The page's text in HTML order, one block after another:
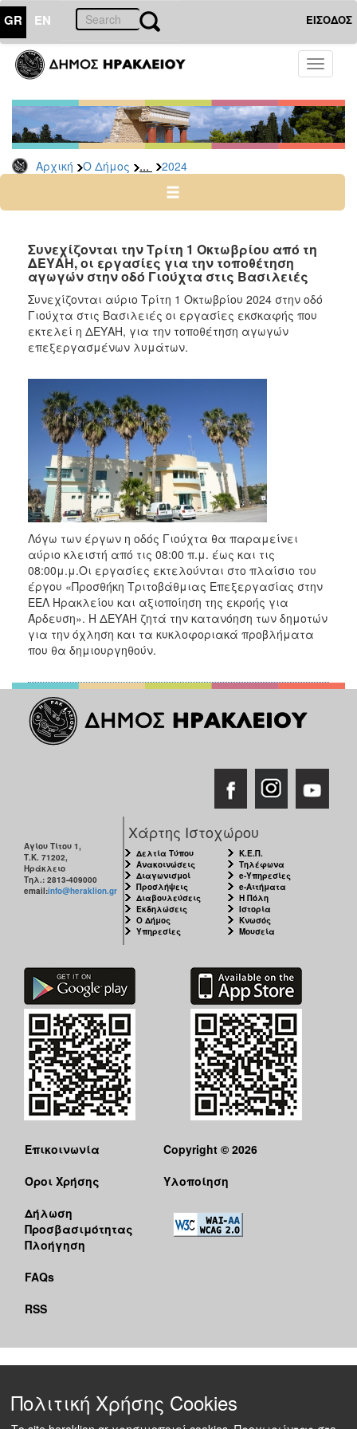
GR EN ΕΙΣΟΔΟΣ
Toggle
Αρχική Ο Δήμος ... 2024
ΔΗΜΟΣ
Δελτία
Τύπου
Αρχείο
2026
2024
2022
2020
2019
2018
2017
2016
2015
2013
2012
2011
2010
2006
ΤΟΠΟΣ
ΠΟΛΙΤΙΣΜΟΣ
ΑΝΘΕΚΤΙΚΗ
ΠΟΛΗ
Συνεχίζονται την Τρίτη 1 Οκτωβρίου από τη
ΔΕΥΑΗ, οι εργασίες για την τοποθέτηση
αγωγών στην οδό Γιούχτα στις Βασιλειές
Συνεχίζονται αύριο Τρίτη 1 Οκτωβρίου 2024 στην οδό
Γιούχτα στις Βασιλειές οι εργασίες εκσκαφής που
εκτελεί η ΔΕΥΑΗ, για την τοποθέτηση αγωγών
επεξεργασμένων λυμάτων.
Λόγω των έργων η οδός Γιούχτα θα παραμείνει
αύριο κλειστή από τις 08:00 π.μ. έως και τις
08:00μ.μ.Οι εργασίες εκτελούνται στο πλαίσιο του
έργου «Προσθήκη Τριτοβάθμιας Επεξεργασίας στην
ΕΕΛ Ηρακλείου και αξιοποίηση της εκροής για
Άρδευση». Η ΔΕΥΑΗ ζητά την κατανόηση των δημοτών
για την όχληση και τα κυκλοφοριακά προβλήματα
που θα δημιουργηθούν.
Αγίου Τίτου 1,
Τ.Κ. 71202,
Ηράκλειο
Τηλ.: 2813-409000
email:info@heraklion.gr
Χάρτης Ιστοχώρου
Δελτία Τύπου
Ανακοινώσεις
Διαγωνισμοί
Προσλήψεις
Διαβουλεύσεις
Εκδηλώσεις
Ο Δήμος
Υπηρεσίες
Κ.Ε.Π.
Τηλέφωνα
e-Υπηρεσίες
e-Αιτήματα
Η Πόλη
Ιστορία
Κνωσός
Μουσεία
Επικοινωνία
Όροι Χρήσης
Δήλωση
Προσβασιμότητας
Πλοήγηση
FAQs
RSS
Copyright © 2026
Υλοποίηση
Πολιτική Χρήσης Cookies